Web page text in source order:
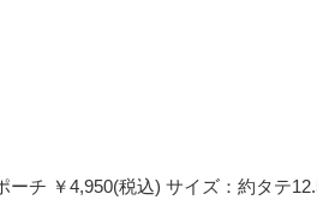
ーチ ￥4,950(税込) サイズ：約タテ